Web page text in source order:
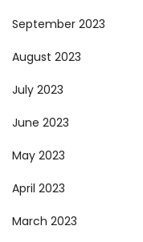
September 2023
August 2023
July 2023
June 2023
May 2023
April 2023
March 2023